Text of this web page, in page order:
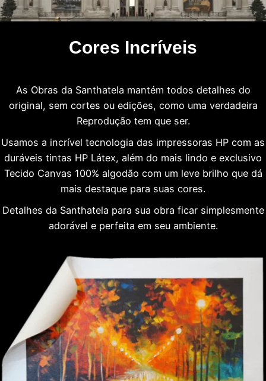
Cores Incríveis
As Obras da Santhatela mantém todos detalhes do
original, sem cortes ou edições, como uma verdadeira
Reprodução tem que ser.
Usamos a incrível tecnologia das impressoras HP com as
duráveis tintas HP Látex, além do mais lindo e exclusivo
Tecido Canvas 100% algodão com um leve brilho que dá
mais destaque para suas cores.
Detalhes da Santhatela para sua obra ficar simplesmente
adorável e perfeita em seu ambiente.